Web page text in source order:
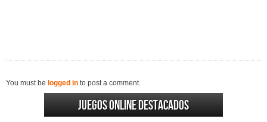
You must be logged in to post a comment.
Juegos online destacados